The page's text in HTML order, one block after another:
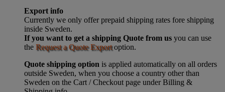
Export info
Currently we only offer prepaid shipping rates fore shipping
inside Sweden.
If you want to get a shipping Quote from us you can use
the Request a Quote Exportoption.
Quote shipping option is applied automatically on all orders
outside Sweden, when you choose a country other than
Sweden on the Cart / Checkout page under Billing &